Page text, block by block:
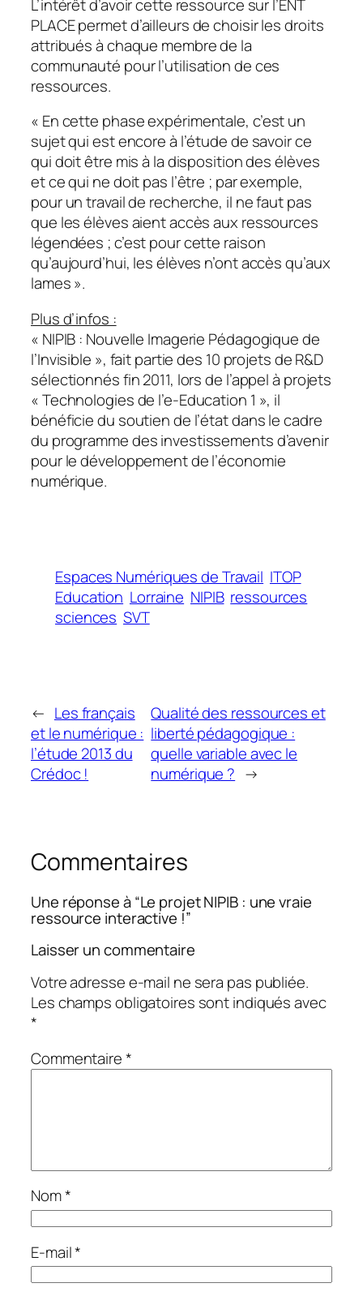
L’intérêt d’avoir cette ressource sur l’ENT
PLACE permet d’ailleurs de choisir les droits
attribués à chaque membre de la
communauté pour l’utilisation de ces
ressources.
« En cette phase expérimentale, c’est un
sujet qui est encore à l’étude de savoir ce
qui doit être mis à la disposition des élèves
et ce qui ne doit pas l’être ; par exemple,
pour un travail de recherche, il ne faut pas
que les élèves aient accès aux ressources
légendées ; c’est pour cette raison
qu’aujourd’hui, les élèves n’ont accès qu’aux
lames».
Plus d’infos :
« NIPIB : Nouvelle Imagerie Pédagogique de
l’Invisible », fait partie des 10 projets de R&D
sélectionnés fin 2011, lors de l’appel à projets
« Technologies de l’e-Education 1 », il
bénéficie du soutien de l’état dans le cadre
du programme des investissements d’avenir
pour le développement de l’économie
numérique.
Espaces Numériques de Travail ITOP
Education Lorraine NIPIB ressources
sciences SVT
← Les français
et le numérique :
l’étude 2013 du
Crédoc !
Qualité des ressources et
liberté pédagogique :
quelle variable avec le
numérique ? →
Commentaires
Une réponse à “Le projet NIPIB : une vraie
ressource interactive !”
Laisser un commentaire
Votre adresse e-mail ne sera pas publiée.
Les champs obligatoires sont indiqués avec
*
Commentaire*
Nom*
E-mail*